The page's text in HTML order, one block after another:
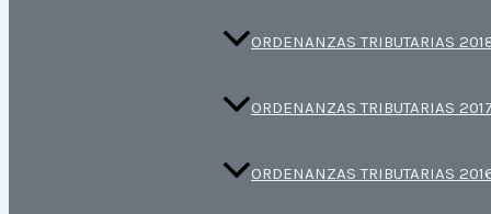
ORDENANZAS TRIBUTARIAS
ORDENANZAS TRIBUTARIAS 2017
ORDENANZAS TRIBUTARIAS